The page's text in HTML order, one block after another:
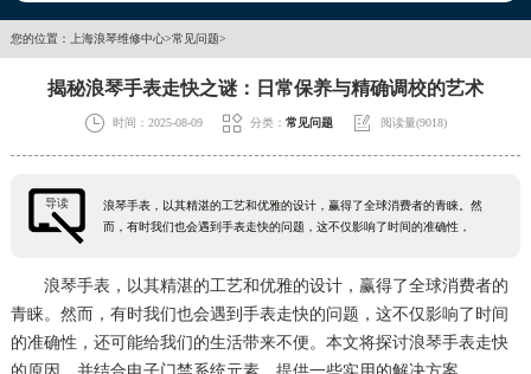
上海市徐汇区虹桥路3号港汇中心写字楼2座37层3705室（需提前预约）
上海市黄浦区南京东路299号宏伊国际广场写字楼8层806室浪琴售后服务中心（需提前预约）
您的位置： 上海浪琴维修中心>常见问题>
揭秘浪琴手表走快之谜：日常保养与精确调校的艺术
 时间：2025-08-09  分类： 常见问题  阅读量(9018)
导读
浪琴手表，以其精湛的工艺和优雅的设计，赢得了全球消费者的青睐。然
而，有时我们也会遇到手表走快的问题，这不仅影响了时间的准确性，
浪琴手表，以其精湛的工艺和优雅的设计，赢得了全球消费者的
青睐。然而，有时我们也会遇到手表走快的问题，这不仅影响了时间
的准确性，还可能给我们的生活带来不便。本文将探讨浪琴手表走快